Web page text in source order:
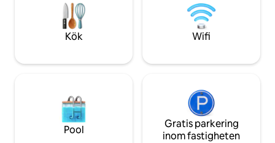
fantastisk utsikt. Att äta på terrassen
ger dig lugna och avkopplande stunder.
Du kommer att älska detta stället.
som lämnar dig andfådd.
havet, den friska
ljud gör denna
vila och
Kök Wifi
Pool
Gratis parkering
inom fastigheten